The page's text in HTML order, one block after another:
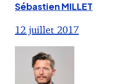
Sébastien MILLET
12 juillet 2017